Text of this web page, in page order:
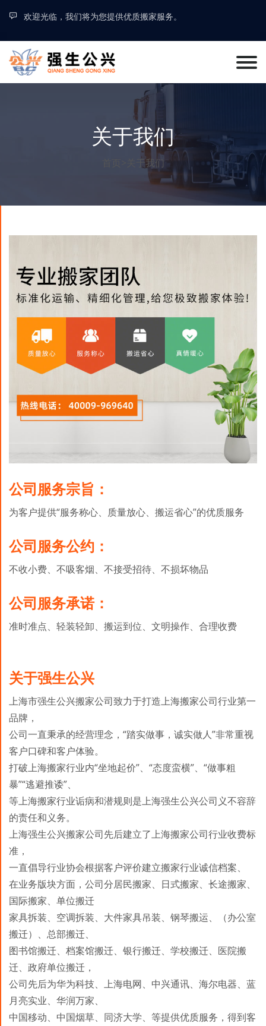
欢迎光临，我们将为您提供优质搬家服务。
关于我们
关于我们
公司服务宗旨：
为客户提供“服务称心、质量放心、搬运省心”的优质服务
公司服务公约：
不收小费、不吸客烟、不接受招待、不损坏物品
公司服务承诺：
准时准点、轻装轻卸、搬运到位、文明操作、合理收费
关于强生公兴
上海市强生公兴搬家公司致力于打造上海搬家公司行业第一
品牌，
公司一直秉承的经营理念，“踏实做事，诚实做人”非常重视
客户口碑和客户体验。
打破上海搬家行业内“坐地起价”、“态度蛮横”、“做事粗
暴”“逃避推诿”、
等上海搬家行业诟病和潜规则是上海强生公兴公司义不容辞
的责任和义务。
上海强生公兴搬家公司先后建立了上海搬家公司行业收费标
准，
一直倡导行业协会根据客户评价建立搬家行业诚信档案、
在业务版块方面，公司分居民搬家、日式搬家、长途搬家、
国际搬家、单位搬迁
家具拆装、空调拆装、 大件家具吊装、钢琴搬运、（办公室
搬迁）、总部搬迁、
图书馆搬迁、档案馆搬迁、银行搬迁、学校搬迁、医院搬
迁、政府单位搬迁，
公司先后为华为科技、上海电网、中兴通讯、海尔电器、蓝
月亮实业、华润万家、
中国移动、中国烟草、同济大学、 等提供优质服务，得到客